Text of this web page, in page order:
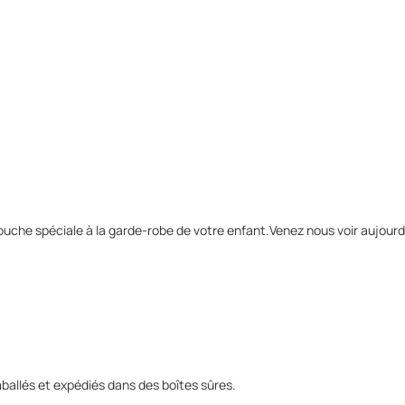
spéciale à la garde-robe de votre enfant.Venez nous voir
et expédiés dans des boîtes sûres.